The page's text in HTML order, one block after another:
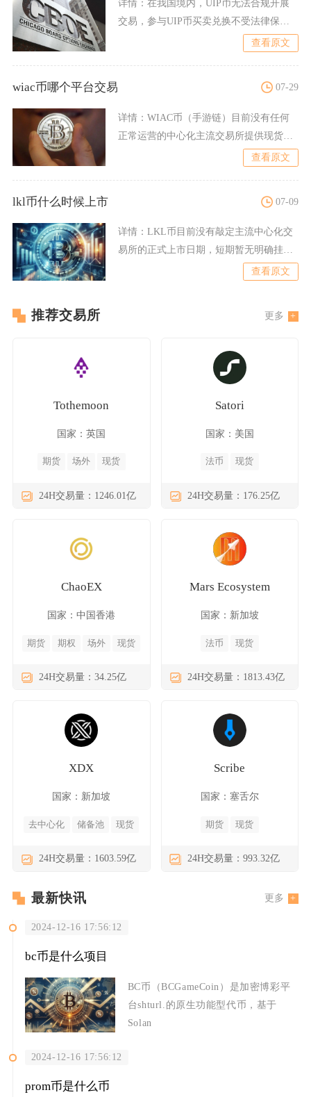
详情： 在我国境内，UIP币无法合规开展
交易，参与UIP币买卖兑换不受法律保
查看原文
wiac币哪个平台交易 07-29
详情： WIAC币（手游链）目前没有任何
正常运营的中心化主流交易所提供现货与
查看原文
lkl币什么时候上市 07-09
详情： LKL币目前没有敲定主流中心化交
易所的正式上市日期，短期暂无明确挂牌
查看原文
推荐交易所 更多
Tothemoon
国家：英国
期货 场外 现货
24H交易量：1246.01亿
Satori
国家：美国
法币 现货
24H交易量：176.25亿
ChaoEX
国家：中国香港
期货 期权 场外 现货
24H交易量：34.25亿
Mars Ecosystem
国家：新加坡
法币 现货
24H交易量：1813.43亿
XDX
国家：新加坡
去中心化 储备池 现货
24H交易量：1603.59亿
Scribe
国家：塞舌尔
期货 现货
24H交易量：993.32亿
最新快讯 更多
2024-12-16 17:56:12
bc币是什么项目
BC币（BCGameCoin）是加密博彩平
台shturl.的原生功能型代币，基于
Solan
2024-12-16 17:56:12
prom币是什么币